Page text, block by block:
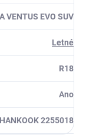
VENTUS EVO SUV
Letné
R18
Ano
HANKOOK 2255018